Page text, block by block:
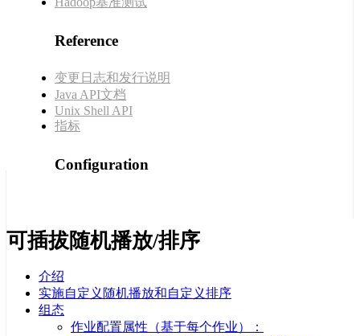
Reference
变更日志和发行说明
Java API文档
Unix Shell API
指标
Configuration
可插拔随机播放/排序
介绍
实施自定义随机播放和自定义排序
组态
作业配置属性（基于每个作业）：